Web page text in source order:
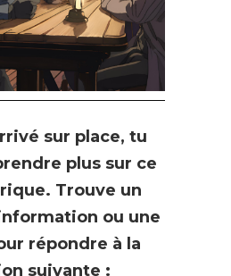
sur place, tu
plus sur ce
Trouve un
ou une
répondre à la
suivante :